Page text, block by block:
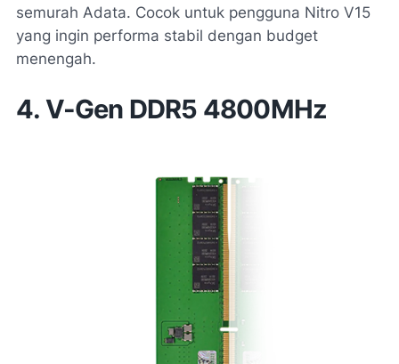
semurah Adata. Cocok untuk pengguna Nitro V15
yang ingin performa stabil dengan budget
menengah.
4. V-Gen DDR5 4800MHz